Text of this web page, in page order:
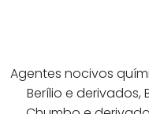
Agentes nocivos
Berílio e derivados,